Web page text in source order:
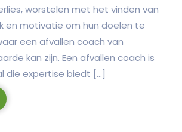
worstelen met het vinden van
en motivatie om hun doelen te
een afvallen coach van
kan zijn. Een afvallen coach is
die expertise biedt […]